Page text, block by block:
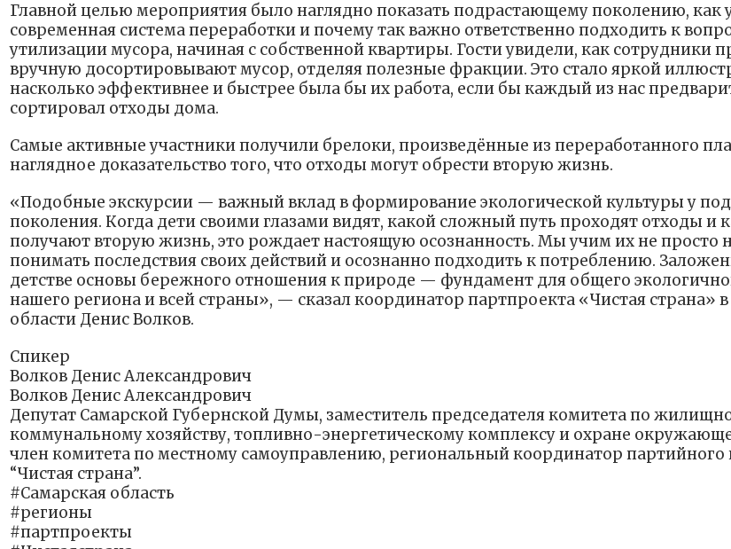
Главной целью мероприятия было наглядно показать подрастающему поколению, как
современная система переработки и почему так важно ответственно подходить к
утилизации мусора, начиная с собственной квартиры. Гости увидели, как сотрудники
вручную досортировывают мусор, отделяя полезные фракции. Это стало яркой
насколько эффективнее и быстрее была бы их работа, если бы каждый из нас
сортировал отходы дома.
Самые активные участники получили брелоки, произведённые из переработанного
наглядное доказательство того, что отходы могут обрести вторую жизнь.
«Подобные экскурсии — важный вклад в формирование экологической культуры у
поколения. Когда дети своими глазами видят, какой сложный путь проходят отходы и
получают вторую жизнь, это рождает настоящую осознанность. Мы учим их не просто
понимать последствия своих действий и осознанно подходить к потреблению.
детстве основы бережного отношения к природе — фундамент для общего
нашего региона и всей страны», — сказал координатор партпроекта «Чистая страна»
области Денис Волков.
Спикер
Волков Денис Александрович
Волков Денис Александрович
Депутат Самарской Губернской Думы, заместитель председателя комитета по
коммунальному хозяйству, топливно-энергетическому комплексу и охране
член комитета по местному самоуправлению, региональный координатор партийного
“Чистая страна”.
#Самарская область
#регионы
#партпроекты